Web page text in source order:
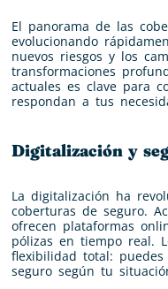
El panorama de las
evolucionando
nuevos riesgos y los
transformaciones
actuales es clave para
respondan a tus
Digitalización y
La digitalización ha
coberturas de seguro.
ofrecen plataformas
pólizas en tiempo real.
flexibilidad total:
seguro según tu